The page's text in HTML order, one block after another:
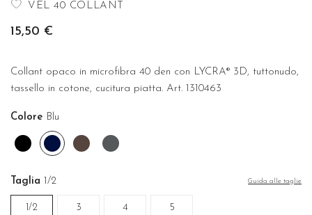
VEL 40 COLLANT
15,50 €
Collant opaco in microfibra 40 den con LYCRA® 3D, tuttonudo,
tassello in cotone, cucitura piatta. Art. 1310463
Colore Blu
Nero Blu Cioccolato
Fume'
Taglia 1/2 Guida alle taglie
1/2 3 4 5